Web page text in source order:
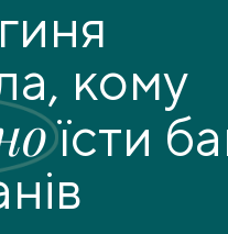
кому
їсти